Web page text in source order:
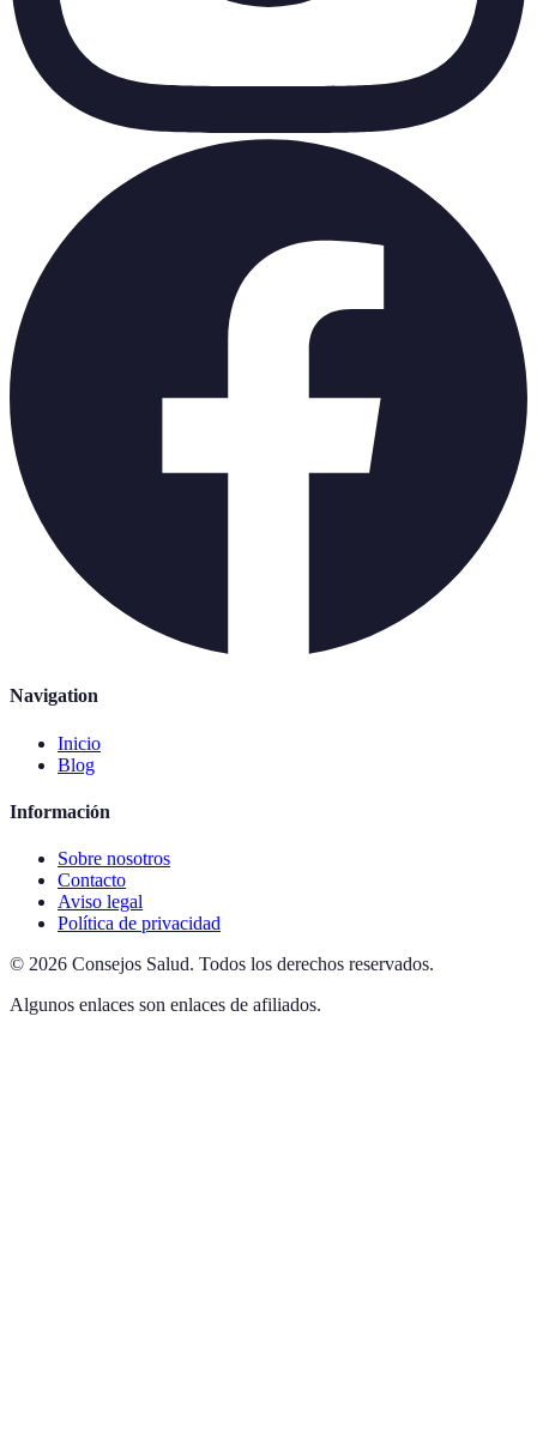
Navigation
Inicio
Blog
Información
Sobre nosotros
Contacto
Aviso legal
Política de privacidad
© 2026 Consejos Salud. Todos los derechos reservados.
Algunos enlaces son enlaces de afiliados.